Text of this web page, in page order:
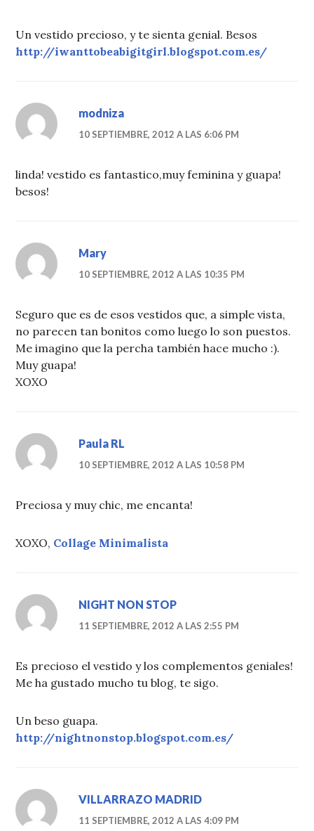
Un vestido precioso, y te sienta genial. Besos
http://iwanttobeabigitgirl.blogspot.com.es/
modniza
10 SEPTIEMBRE, 2012 A LAS 6:06 PM
linda! vestido es fantastico,muy feminina y guapa!
besos!
Mary
10 SEPTIEMBRE, 2012 A LAS 10:35 PM
Seguro que es de esos vestidos que, a simple vista,
no parecen tan bonitos como luego lo son puestos.
Me imagino que la percha también hace mucho :).
Muy guapa!
XOXO
Paula RL
10 SEPTIEMBRE, 2012 A LAS 10:58 PM
Preciosa y muy chic, me encanta!
XOXO, Collage Minimalista
NIGHT NON STOP
11 SEPTIEMBRE, 2012 A LAS 2:55 PM
Es precioso el vestido y los complementos geniales!
Me ha gustado mucho tu blog, te sigo.
Un beso guapa.
http://nightnonstop.blogspot.com.es/
VILLARRAZO MADRID
11 SEPTIEMBRE, 2012 A LAS 4:09 PM